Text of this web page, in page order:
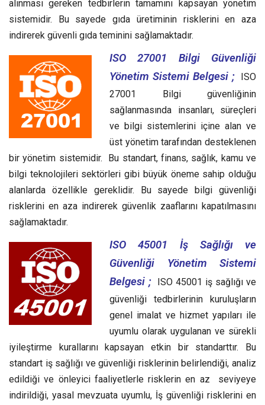
alınması gereken tedbirlerin tamamını kapsayan yönetim
sistemidir. Bu sayede gıda üretiminin risklerini en aza
indirerek güvenli gıda teminini sağlamaktadır.
ISO 27001 Bilgi Güvenliği
Yönetim Sistemi Belgesi ; ISO
27001 Bilgi güvenliğinin
sağlanmasında insanları, süreçleri
ve bilgi sistemlerini içine alan ve
üst yönetim tarafından desteklenen
bir yönetim sistemidir. Bu standart, finans, sağlık, kamu ve
bilgi teknolojileri sektörleri gibi büyük öneme sahip olduğu
alanlarda özellikle gereklidir. Bu sayede bilgi güvenliği
risklerini en aza indirerek güvenlik zaaflarını kapatılmasını
sağlamaktadır.
ISO 45001 İş Sağlığı ve
Güvenliği Yönetim Sistemi
Belgesi ; ISO 45001 iş sağlığı ve
güvenliği tedbirlerinin kuruluşların
genel imalat ve hizmet yapıları ile
uyumlu olarak uygulanan ve sürekli
iyileştirme kurallarını kapsayan etkin bir standarttır. Bu
standart iş sağlığı ve güvenliği risklerinin belirlendiği, analiz
edildiği ve önleyici faaliyetlerle risklerin en az seviyeye
indirildiği, yasal mevzuata uyumlu, İş güvenliği risklerini en